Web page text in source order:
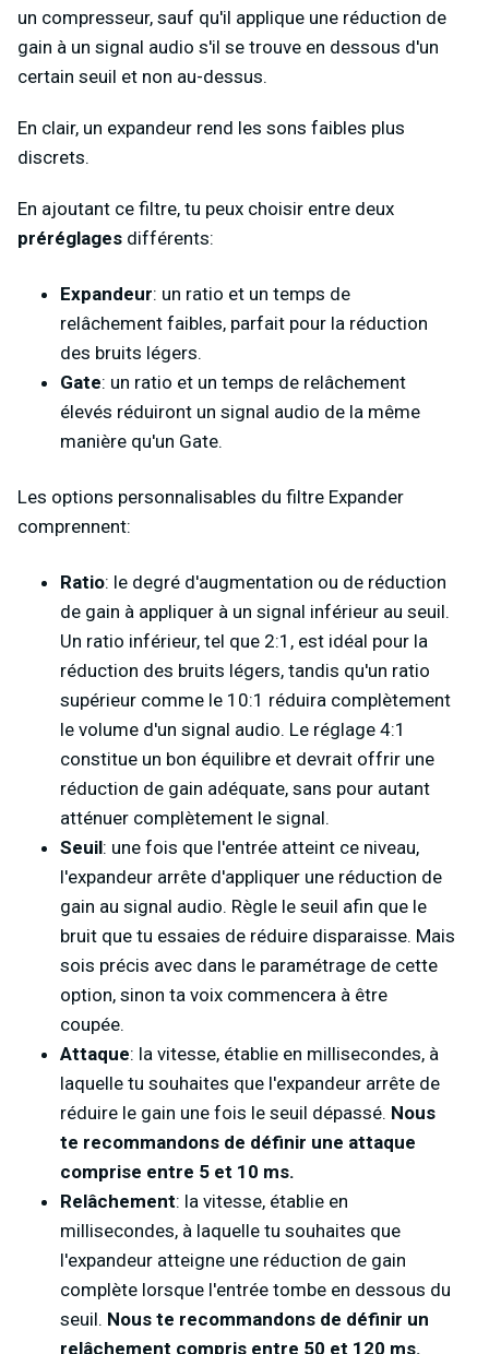
un compresseur, sauf qu'il applique une réduction de
gain à un signal audio s'il se trouve en dessous d'un
certain seuil et non au-dessus.
En clair, un expandeur rend les sons faibles plus
discrets.
En ajoutant ce filtre, tu peux choisir entre deux
préréglages différents:
Expandeur: un ratio et un temps de
relâchement faibles, parfait pour la réduction
des bruits légers.
Gate: un ratio et un temps de relâchement
élevés réduiront un signal audio de la même
manière qu'un Gate.
Les options personnalisables du filtre Expander
comprennent:
Ratio: le degré d'augmentation ou de réduction
de gain à appliquer à un signal inférieur au seuil.
Un ratio inférieur, tel que 2:1, est idéal pour la
réduction des bruits légers, tandis qu'un ratio
supérieur comme le 10:1 réduira complètement
le volume d'un signal audio. Le réglage 4:1
constitue un bon équilibre et devrait offrir une
réduction de gain adéquate, sans pour autant
atténuer complètement le signal.
Seuil: une fois que l'entrée atteint ce niveau,
l'expandeur arrête d'appliquer une réduction de
gain au signal audio. Règle le seuil afin que le
bruit que tu essaies de réduire disparaisse. Mais
sois précis avec dans le paramétrage de cette
option, sinon ta voix commencera à être
coupée.
Attaque: la vitesse, établie en millisecondes, à
laquelle tu souhaites que l'expandeur arrête de
réduire le gain une fois le seuil dépassé. Nous
te recommandons de définir une attaque
comprise entre 5 et 10 ms.
Relâchement: la vitesse, établie en
millisecondes, à laquelle tu souhaites que
l'expandeur atteigne une réduction de gain
complète lorsque l'entrée tombe en dessous du
seuil. Nous te recommandons de définir un
relâchement compris entre 50 et 120 ms.